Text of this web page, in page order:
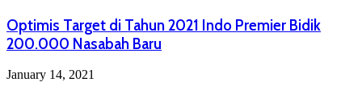
Optimis Target di Tahun 2021 Indo Premier Bidik
200.000 Nasabah Baru
January 14, 2021